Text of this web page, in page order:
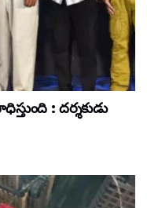
: దర్శకుడు